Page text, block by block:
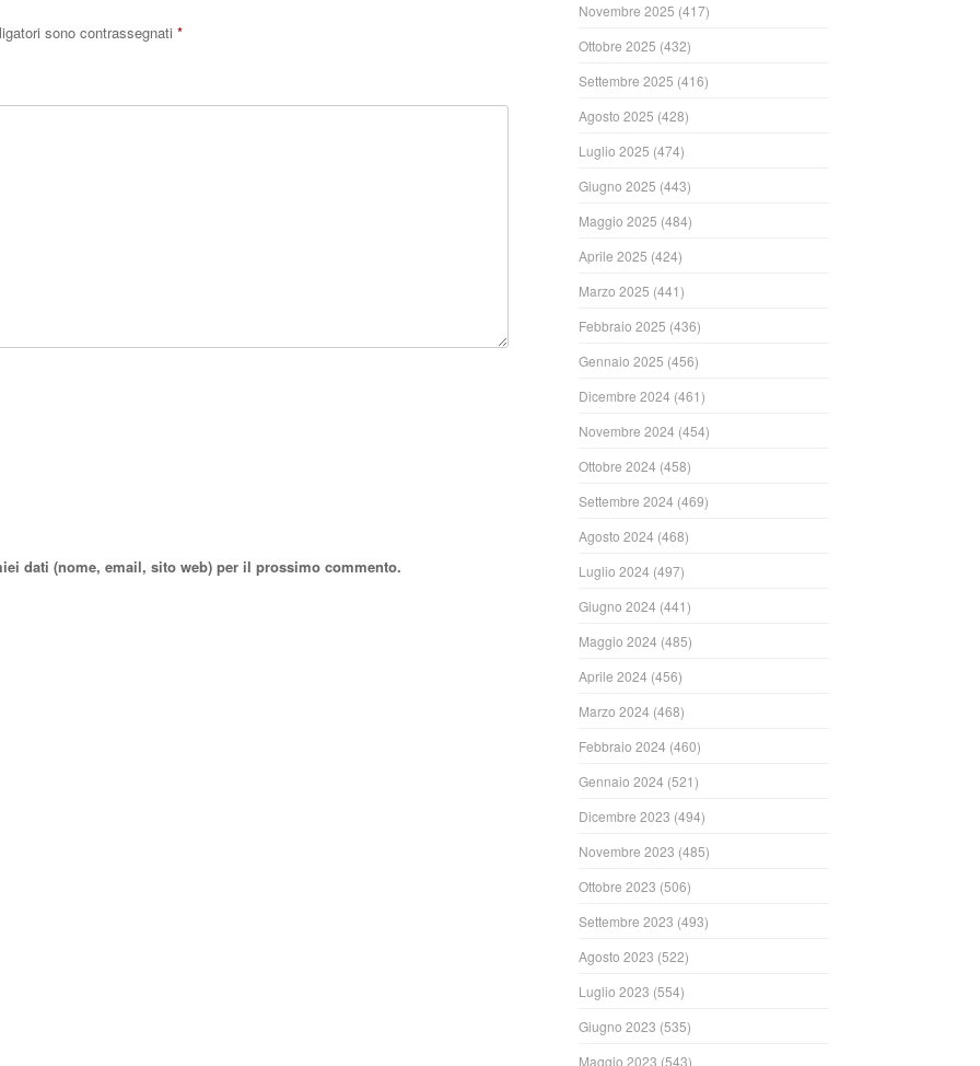
sono contrassegnati *
dati (nome, email, sito web) per il prossimo commento.
Novembre 2025 (417)
Ottobre 2025 (432)
Settembre 2025 (416)
Agosto 2025 (428)
Luglio 2025 (474)
Giugno 2025 (443)
Maggio 2025 (484)
Aprile 2025 (424)
Marzo 2025 (441)
Febbraio 2025 (436)
Gennaio 2025 (456)
Dicembre 2024 (461)
Novembre 2024 (454)
Ottobre 2024 (458)
Settembre 2024 (469)
Agosto 2024 (468)
Luglio 2024 (497)
Giugno 2024 (441)
Maggio 2024 (485)
Aprile 2024 (456)
Marzo 2024 (468)
Febbraio 2024 (460)
Gennaio 2024 (521)
Dicembre 2023 (494)
Novembre 2023 (485)
Ottobre 2023 (506)
Settembre 2023 (493)
Agosto 2023 (522)
Luglio 2023 (554)
Giugno 2023 (535)
Maggio 2023 (543)